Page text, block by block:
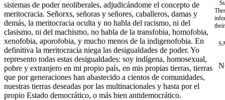
sistemas de poder neoliberales, adjudicándome el concepto de
meritocracia. Señorxs, señoras y señores, caballeros, damas y
demás, la meritocracia oculta y no habla del racismo, ni del
clasismo, ni del machismo, no habla de la transfobia, homofobia,
xenofobia, aporofobia, y mucho menos de la indigenofobia. En
definitiva la meritocracia niega las desigualdades de poder. Yo
represento todas estas desigualdades: soy indígena, homosexual,
pobre y extranjero en mi propio país, en mis propias tierras, tierras
que por generaciones han abastecido a cientos de comunidades,
nuestras tierras deseadas por las multinacionales y hasta por el
propio Estado democrático, o más bien antidemocrático.